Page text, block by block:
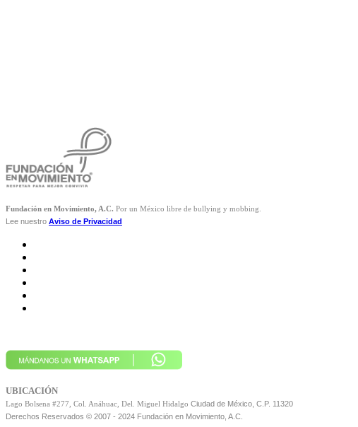
Fundación en Movimiento, A.C. Por un México libre de bullying y mobbing.
Lee nuestro Aviso de Privacidad
UBICACIÓN
Lago Bolsena #277, Col. Anáhuac, Del. Miguel Hidalgo Ciudad de México, C.P. 11320
Derechos Reservados © 2007 - 2024 Fundación en Movimiento, A.C.